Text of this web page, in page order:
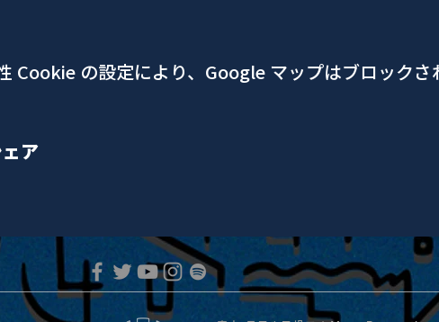
Cookie の設定により、Google マップはブロックさ
ア